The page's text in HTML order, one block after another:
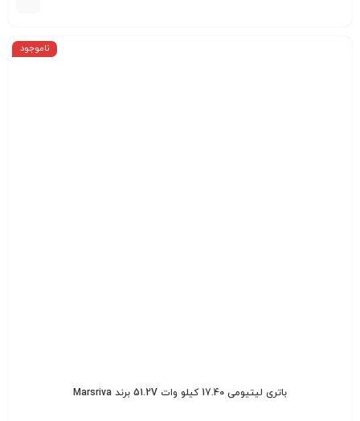
ناموجود
باتری لیتیومی 17.40 کیلو وات 51.2V برند Marsriva